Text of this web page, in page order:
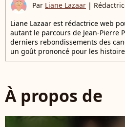
Par Liane Lazaar |
Liane Lazaar est rédactrice web
autant le parcours de Jean-Pierre
derniers rebondissements des
un goût prononcé pour les
À propos de